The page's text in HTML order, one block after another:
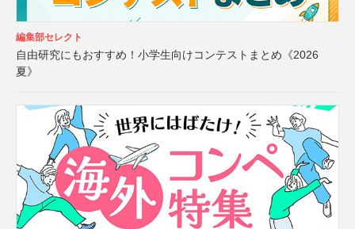
編集部セレクト
自由研究にもおすすめ！小学生向けコンテストまとめ《2026
夏》